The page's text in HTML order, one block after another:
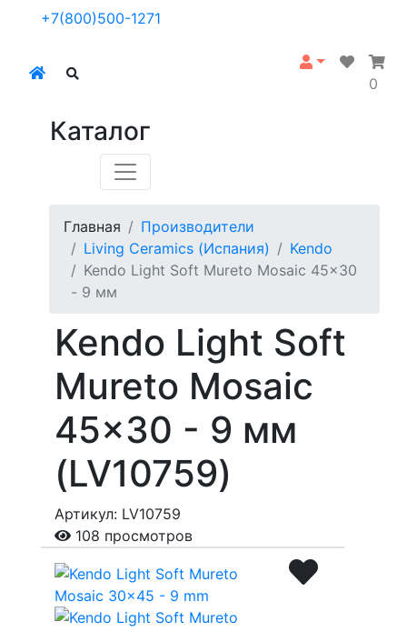
+7(800)500-1271
0
Каталог
Главная
Производители
Living Ceramics (Испания)
Kendo
Kendo Light Soft Mureto Mosaic 45x30
- 9 мм
Kendo Light Soft
Mureto Mosaic
45x30 - 9 мм
(LV10759)
Артикул: LV10759
108 просмотров